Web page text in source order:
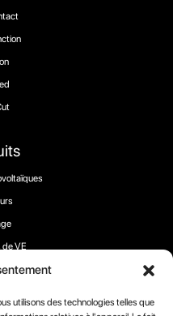
utilisons des technologies telles que
VE